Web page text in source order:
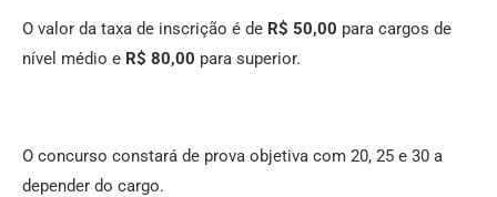
O valor da taxa de inscrição é de R$ 50,00 para cargos de
nível médio e R$ 80,00 para superior.
O concurso constará de prova objetiva com 20, 25 e 30 a
depender do cargo.